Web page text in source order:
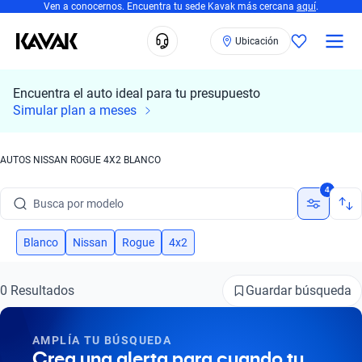
Ven a conocernos. Encuentra tu sede Kavak más cercana aquí.
Ubicación
Encuentra el auto ideal para tu presupuesto
Simular plan a meses
AUTOS NISSAN ROGUE 4X2 BLANCO
Busca por modelo
Busca por versión
Busca por marca
Busca por modelo
4
Blanco Nissan Rogue 4x2
0 Resultados Guardar búsqueda
AMPLÍA TU BÚSQUEDA